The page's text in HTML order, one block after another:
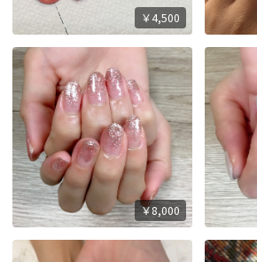
￥4,500
￥8,000